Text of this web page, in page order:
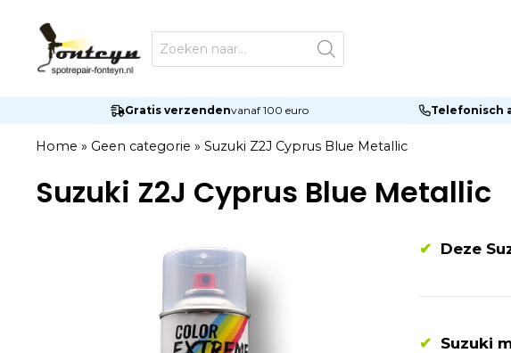
inhoud
Producten
zoeken
Gratis verzendenvanaf 100 euro Telefonisch
Home » Geen categorie » Suzuki Z2J Cyprus Blue Metallic
Suzuki Z2J Cyprus Blue Metallic
✔ Deze
✔ Suzuki